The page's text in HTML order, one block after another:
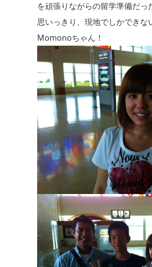
を頑張りながらの留学準備だっ
思いっきり、現地でしかでき
Momonoちゃん！